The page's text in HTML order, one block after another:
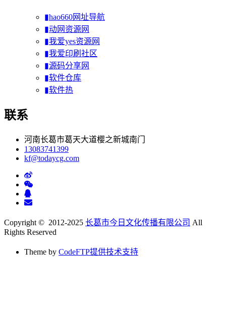
▮hao660网址导航
▮动网资源网
▮我爱yes资源网
▮我爱印刷社区
▮源码分享网
▮软件仓库
▮软件热
联系
河南长葛市葛天大道樱之新城南门
13083741399
kf@todaycg.com
Copyright © 2012-2025 长葛市今日文化传播有限公司 All
Rights Reserved
Theme by CodeFTP提供技术支持